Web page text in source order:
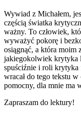
Wywiad z Michałem,
częścią światka
ważny. To człowiek,
wyważyć pokorę i
osiągnąć, a która moim
jakiegokolwiek krytyka
spuściźnie i roli krytyka
wracał do tego tekstu
pomocny, dla mnie ma
Zapraszam do lektury!